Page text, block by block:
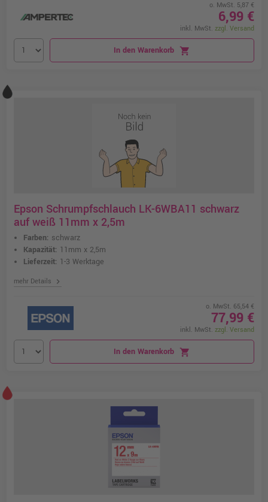
o. MwSt. 5,87 €
6,99 €
inkl. MwSt. zzgl. Versand
In den Warenkorb shopping_cart
Epson Schrumpfschlauch LK-6WBA11 schwarz
auf weiß 11mm x 2,5m
Farben: schwarz
Kapazität: 11mm x 2,5m
Lieferzeit: 1-3 Werktage
mehr Details chevron_right
o. MwSt. 65,54 €
77,99 €
inkl. MwSt. zzgl. Versand
In den Warenkorb shopping_cart